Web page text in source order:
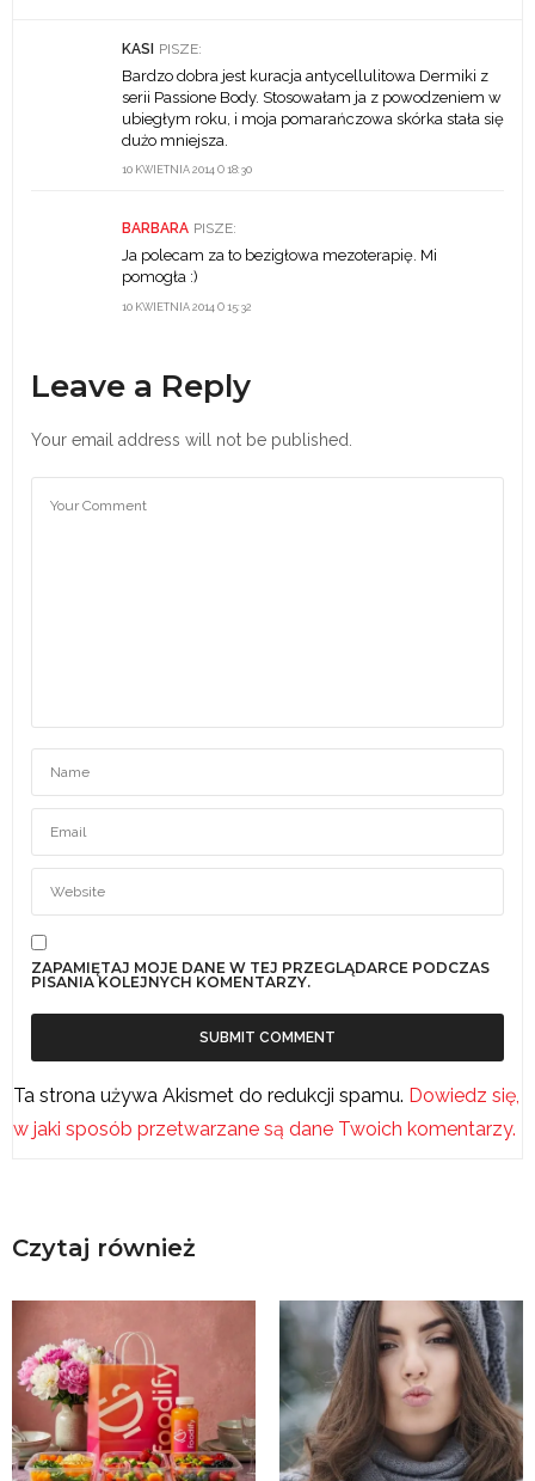
KASI PISZE:
10 KWIETNIA 2014 O 18:30
Bardzo dobra jest kuracja antycellulitowa Dermiki z
serii Passione Body. Stosowałam ja z powodzeniem w
ubiegłym roku, i moja pomarańczowa skórka stała się
dużo mniejsza.
BARBARA PISZE:
10 KWIETNIA 2014 O 15:32
Ja polecam za to bezigłowa mezoterapię. Mi
pomogła :)
Leave a Reply
Your email address will not be published.
ZAPAMIĘTAJ MOJE DANE W TEJ PRZEGLĄDARCE PODCZAS
PISANIA KOLEJNYCH KOMENTARZY.
Ta strona używa Akismet do redukcji spamu. Dowiedz się,
w jaki sposób przetwarzane są dane Twoich komentarzy.
Czytaj również